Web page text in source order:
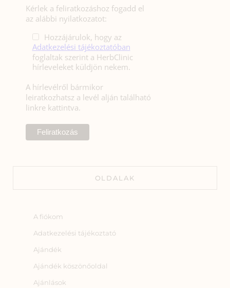
Kérlek a feliratkozáshoz fogadd el
az alábbi nyilatkozatot:
Hozzájárulok, hogy az
Adatkezelési tájékoztatóban
foglaltak szerint a HerbClinic
hírleveleket küldjön nekem.
A hírlevélről bármikor
leiratkozhatsz a levél alján található
linkre kattintva.
OLDALAK
A fiókom
Adatkezelési tájékoztató
Ajándék
Ajándék köszönőoldal
Ajánlások